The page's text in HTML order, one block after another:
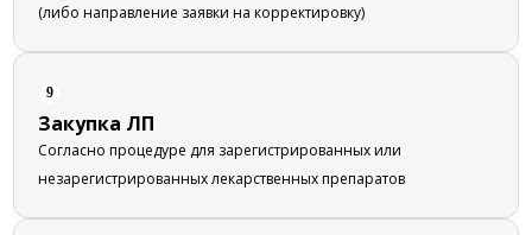
(либо направление заявки на корректировку)
9
Закупка ЛП
Согласно процедуре для зарегистрированных или
незарегистрированных лекарственных препаратов